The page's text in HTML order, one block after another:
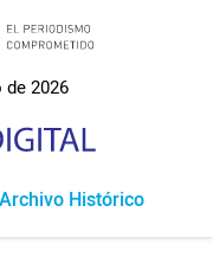
2026
Archivo Histórico